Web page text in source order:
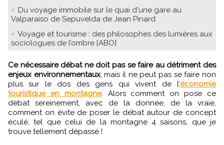
Du voyage immobile sur le quai d'une gare au
Valparaiso de Sepuvelda de Jean Pinard
Voyage et tourisme : des philosophes des lumières aux
sociologues de l’ombre [ABO]
Ce nécessaire débat ne doit pas se faire au détriment des
enjeux environnementaux, mais il ne peut pas se faire non
plus sur le dos des gens qui vivent de l’économie
touristique en montagne. Alors comment on pose ce
débat sereinement, avec de la donnée, de la vraie,
comment on évite de poser le débat autour de concept
éculé, tel que celui de la montagne 4 saisons, que je
trouve tellement dépassé !